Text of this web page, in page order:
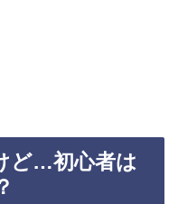
ど…初心者は